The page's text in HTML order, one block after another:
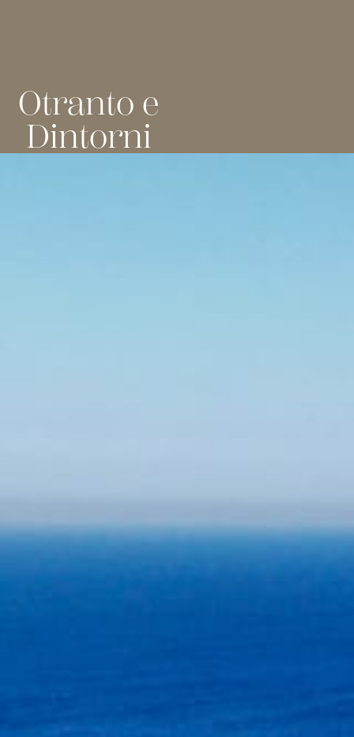
Otranto e
Dintorni